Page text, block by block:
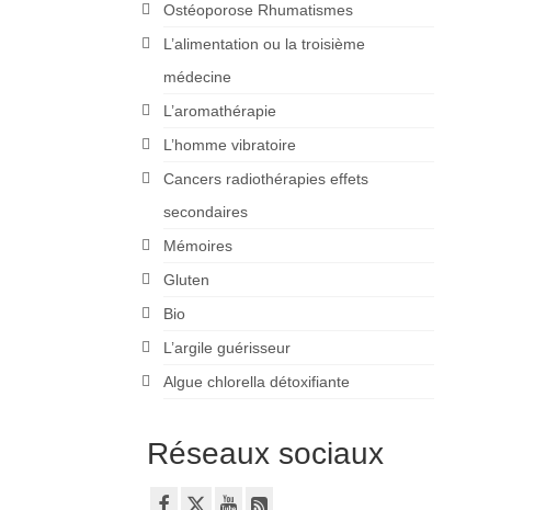
Ostéoporose Rhumatismes
L’alimentation ou la troisième
médecine
L’aromathérapie
L’homme vibratoire
Cancers radiothérapies effets
secondaires
Mémoires
Gluten
Bio
L’argile guérisseur
Algue chlorella détoxifiante
Réseaux sociaux